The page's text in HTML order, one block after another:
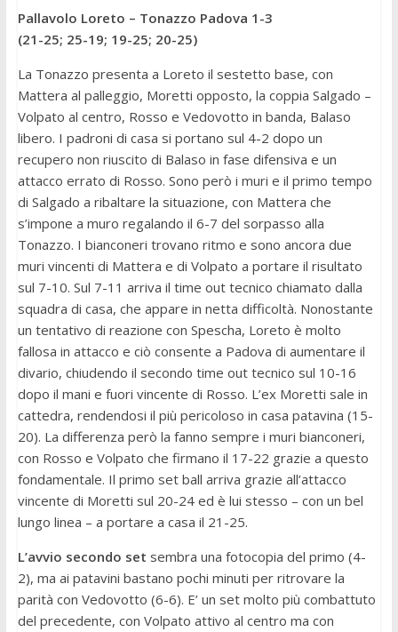
Pallavolo Loreto – Tonazzo Padova 1-3
(21-25; 25-19; 19-25; 20-25)
La Tonazzo presenta a Loreto il sestetto base, con
Mattera al palleggio, Moretti opposto, la coppia Salgado –
Volpato al centro, Rosso e Vedovotto in banda, Balaso
libero. I padroni di casa si portano sul 4-2 dopo un
recupero non riuscito di Balaso in fase difensiva e un
attacco errato di Rosso. Sono però i muri e il primo tempo
di Salgado a ribaltare la situazione, con Mattera che
s’impone a muro regalando il 6-7 del sorpasso alla
Tonazzo. I bianconeri trovano ritmo e sono ancora due
muri vincenti di Mattera e di Volpato a portare il risultato
sul 7-10. Sul 7-11 arriva il time out tecnico chiamato dalla
squadra di casa, che appare in netta difficoltà. Nonostante
un tentativo di reazione con Spescha, Loreto è molto
fallosa in attacco e ciò consente a Padova di aumentare il
divario, chiudendo il secondo time out tecnico sul 10-16
dopo il mani e fuori vincente di Rosso. L’ex Moretti sale in
cattedra, rendendosi il più pericoloso in casa patavina (15-
20). La differenza però la fanno sempre i muri bianconeri,
con Rosso e Volpato che firmano il 17-22 grazie a questo
fondamentale. Il primo set ball arriva grazie all’attacco
vincente di Moretti sul 20-24 ed è lui stesso – con un bel
lungo linea – a portare a casa il 21-25.
L’avvio secondo set sembra una fotocopia del primo (4-
2), ma ai patavini bastano pochi minuti per ritrovare la
parità con Vedovotto (6-6). E’ un set molto più combattuto
del precedente, con Volpato attivo al centro ma con